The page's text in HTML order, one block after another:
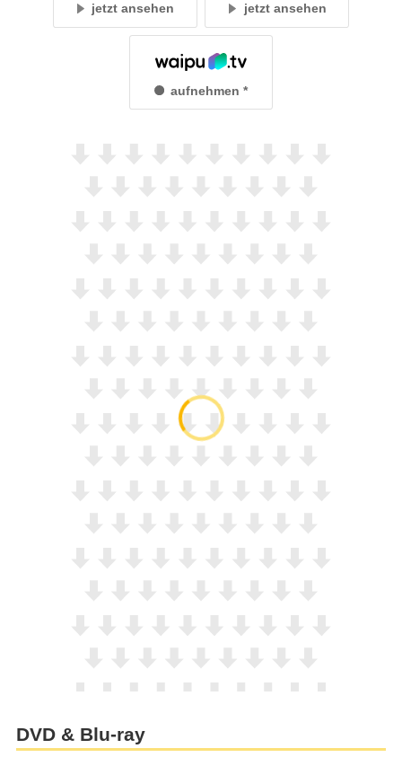
jetzt ansehen jetzt ansehen
aufnehmen
DVD & Blu-ray